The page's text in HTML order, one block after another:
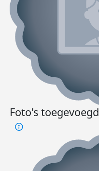
Foto's toegevoegd